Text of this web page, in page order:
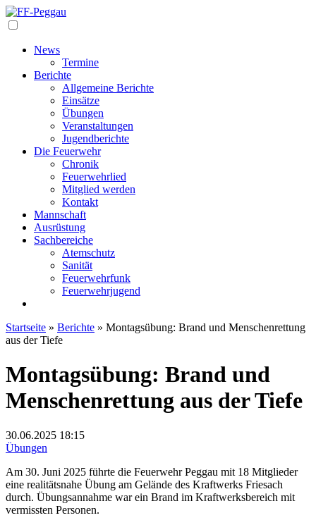
News
Termine
Berichte
Allgemeine Berichte
Einsätze
Übungen
Veranstaltungen
Jugendberichte
Die Feuerwehr
Chronik
Feuerwehrlied
Mitglied werden
Kontakt
Mannschaft
Ausrüstung
Sachbereiche
Atemschutz
Sanität
Feuerwehrfunk
Feuerwehrjugend
Startseite » Berichte » Montagsübung: Brand und Menschenrettung
aus der Tiefe
Montagsübung: Brand und
Menschenrettung aus der Tiefe
30.06.2025 18:15
Übungen
Am 30. Juni 2025 führte die Feuerwehr Peggau mit 18 Mitglieder
eine realitätsnahe Übung am Gelände des Kraftwerks Friesach
durch. Übungsannahme war ein Brand im Kraftwerksbereich mit
vermissten Personen.